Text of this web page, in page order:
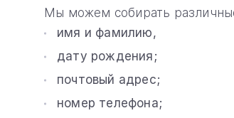
Мы можем собирать
имя и фамилию,
дату рождения;
почтовый адрес;
номер телефона;